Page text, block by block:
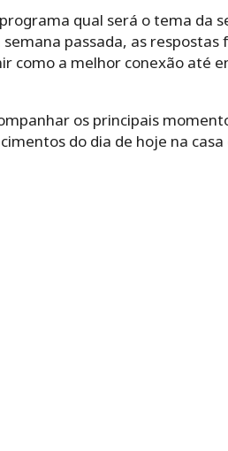
qual será o tema da
passada, as
como a melhor conexão até
os principais
do dia de hoje na